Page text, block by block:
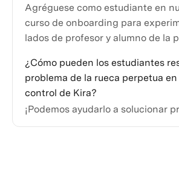
Agréguese como estudiante en
curso de onboarding para
lados de profesor y alumno de la
¿Cómo pueden los estudiantes
problema de la rueca perpetua
control de Kira?
¡Podemos ayudarlo a solucionar